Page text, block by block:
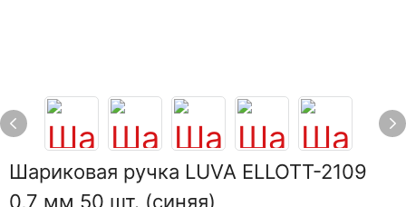
Шариковая ручка LUVA ELLOTT-2109
0,7 мм 50 шт. (синяя)